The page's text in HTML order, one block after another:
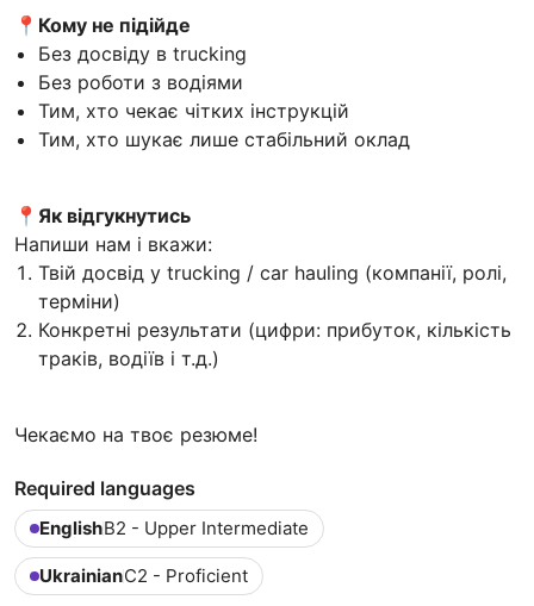
📍Кому не підійде
Без досвіду в trucking
Без роботи з водіями
Тим, хто чекає чітких інструкцій
Тим, хто шукає лише стабільний оклад
📍Як відгукнутись
Напиши нам і вкажи:
Твій досвід у trucking / car hauling (компанії, ролі,
терміни)
Конкретні результати (цифри: прибуток, кількість
траків, водіїв і т.д.)
Чекаємо на твоє резюме!
Required languages
EnglishB2 - Upper Intermediate
UkrainianC2 - Proficient